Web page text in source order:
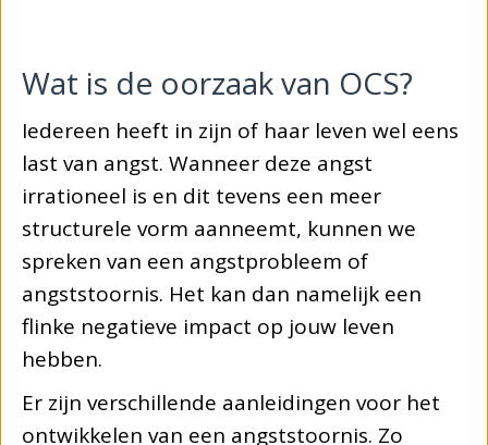
Wat is de oorzaak van OCS?
Iedereen heeft in zijn of haar leven wel eens
last van angst. Wanneer deze angst
irrationeel is en dit tevens een meer
structurele vorm aanneemt, kunnen we
spreken van een angstprobleem of
angststoornis. Het kan dan namelijk een
flinke negatieve impact op jouw leven
hebben.
Er zijn verschillende aanleidingen voor het
ontwikkelen van een angststoornis. Zo